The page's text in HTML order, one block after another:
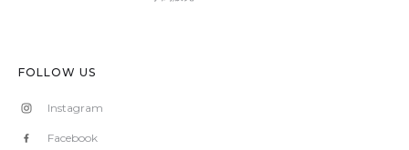
FOLLOW US
Instagram
Facebook